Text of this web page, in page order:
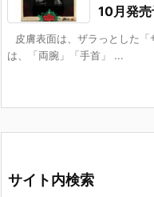
10月発売
皮膚表面は、ザラっとした
は、「両腕」「手首」 ...
サイト内検索